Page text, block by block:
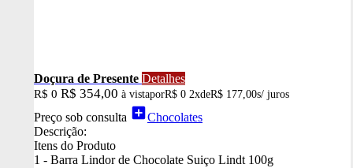
Doçura de Presente Detalhes
R$ 0 R$ 354,00 à vistaporR$ 0 2xdeR$ 177,00s/ juros
Preço sob consulta add_boxChocolates
Descrição:
Itens do Produto
1 - Barra Lindor de Chocolate Suiço Lindt 100g